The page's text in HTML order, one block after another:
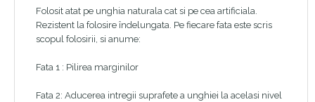
Folosit atat pe unghia naturala cat si pe cea artificiala.
Rezistent la folosire îndelungata. Pe fiecare fata este scris
scopul folosirii, si anume:
Fata 1 : Pilirea marginilor
Fata 2: Aducerea intregii suprafete a unghiei la acelasi nivel